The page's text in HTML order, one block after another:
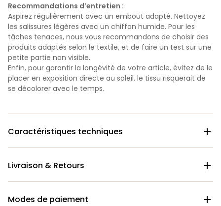
Recommandations d’entretien :
Aspirez régulièrement avec un embout adapté. Nettoyez
les salissures légères avec un chiffon humide. Pour les
tâches tenaces, nous vous recommandons de choisir des
produits adaptés selon le textile, et de faire un test sur une
petite partie non visible.
Enfin, pour garantir la longévité de votre article, évitez de le
placer en exposition directe au soleil, le tissu risquerait de
se décolorer avec le temps.
Caractéristiques techniques 
Livraison & Retours 
Modes de paiement 